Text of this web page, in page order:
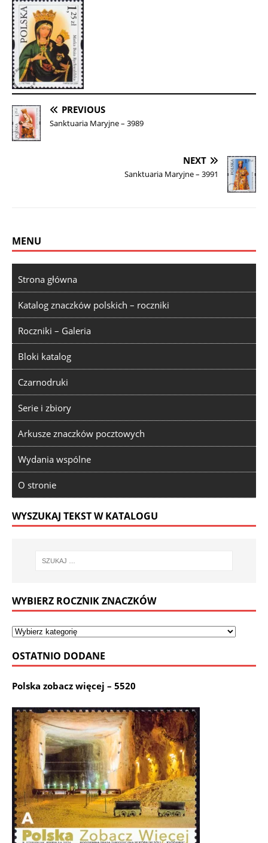
PREVIOUS
Sanktuaria Maryjne – 3989
NEXT
Sanktuaria Maryjne – 3991
MENU
Strona główna
Katalog znaczków polskich – roczniki
Roczniki – Galeria
Bloki katalog
Czarnodruki
Serie i zbiory
Arkusze znaczków pocztowych
Wydania wspólne
O stronie
WYSZUKAJ TEKST W KATALOGU
WYBIERZ ROCZNIK ZNACZKÓW
OSTATNIO DODANE
Polska zobacz więcej – 5520